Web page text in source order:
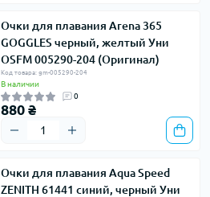
Очки для плавания Arena 365
GOGGLES черный, желтый Уни
OSFM 005290-204 (Оригинал)
Код товара: gm-005290-204
В наличии
0
880 ₴
Очки для плавания Aqua Speed ​​
ZENITH 61441 синий, черный Уни